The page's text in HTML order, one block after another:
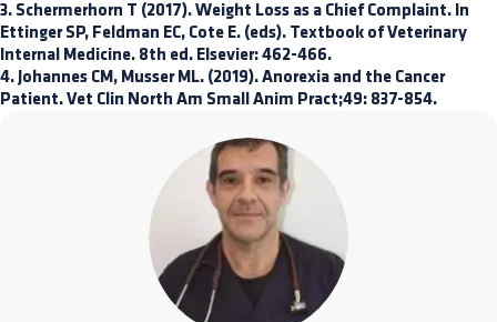
3. Schermerhorn T (2017). Weight Loss as a Chief Complaint. In
Ettinger SP, Feldman EC, Cote E. (eds). Textbook of Veterinary
Internal Medicine. 8th ed. Elsevier: 462-466.
4. Johannes CM, Musser ML. (2019). Anorexia and the Cancer
Patient. Vet Clin North Am Small Anim Pract;49: 837-854.